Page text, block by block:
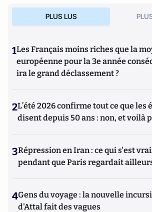
PLUS LUS
1Les Français moins riches que la
européenne pour la 3e année
ira le grand déclassement ?
2L’été 2026 confirme tout ce que les
disent depuis 50 ans : non, et voilà
3Répression en Iran : ce qui s'est
pendant que Paris regardait
4Gens du voyage : la nouvelle
d'Attal fait des vagues